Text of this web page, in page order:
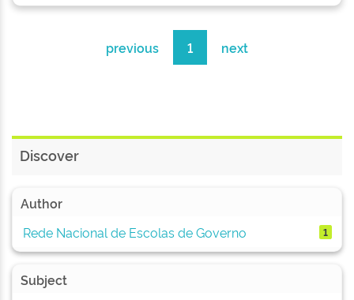
previous 1 next
Discover
Author
Rede Nacional de Escolas de Governo
1
Subject